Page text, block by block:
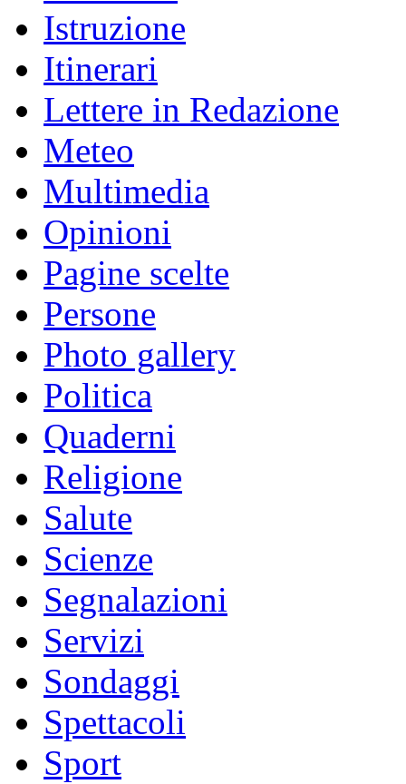
Istruzione
Itinerari
Lettere in Redazione
Meteo
Multimedia
Opinioni
Pagine scelte
Persone
Photo gallery
Politica
Quaderni
Religione
Salute
Scienze
Segnalazioni
Servizi
Sondaggi
Spettacoli
Sport